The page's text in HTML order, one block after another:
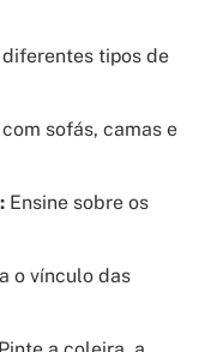
tipos de
sofás, camas e
Ensine sobre os
o vínculo das